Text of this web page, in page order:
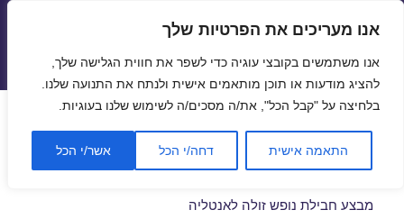
אנו מעריכים את הפרטיות שלך
אנו משתמשים בקובצי עוגיה כדי לשפר את חווית הגלישה שלך,
להציג מודעות או תוכן מותאמים אישית ולנתח את התנועה שלנו.
בלחיצה על "קבל הכל", את/ה מסכים/ה לשימוש שלנו בעוגיות.
התאמה אישית דחה/י הכל אשר/י הכל
תפריטים
ווידג'טים
חבילות נופש לאנטליה
באוקטובר 15/10/2015
מבצע חבילת נופש זולה לאנטליה